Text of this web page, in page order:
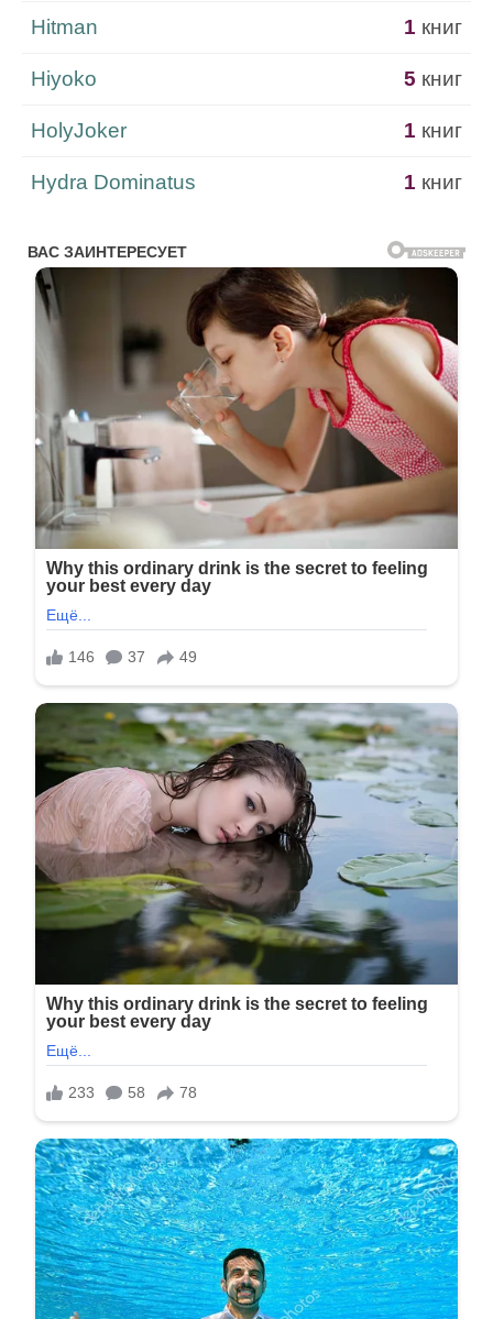
Hitman 1 книг
Hiyoko 5 книг
HolyJoker 1 книг
Hydra Dominatus 1 книг